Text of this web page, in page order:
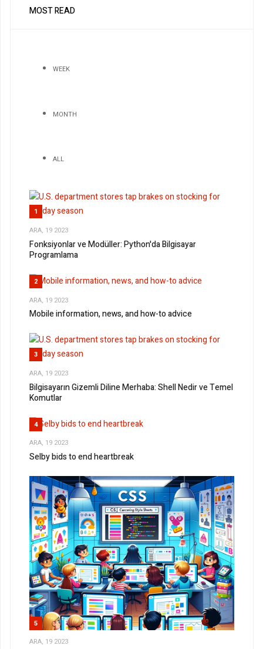
MOST READ
WEEK
MONTH
ALL
1
ARA, 19 2023
Fonksiyonlar ve Modüller: Python'da Bilgisayar
Programlama
2
ARA, 19 2023
Mobile information, news, and how-to advice
3
ARA, 19 2023
Bilgisayarın Gizemli Diline Merhaba: Shell Nedir ve Temel
Komutlar
4
ARA, 19 2023
Selby bids to end heartbreak
5
ARA, 19 2023